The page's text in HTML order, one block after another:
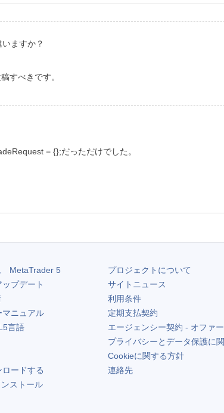
ますか？
すべきです。
= {};だっただけでした。
MetaTrader 5
プデート
ニュアル
言語
ードする
ストール
プロジェクトについて
サイトニュース
利用条件
定期支払契約
エージェンシー契約 - オファー
プライバシーとデータ保護に
Cookieに関する方針
連絡先